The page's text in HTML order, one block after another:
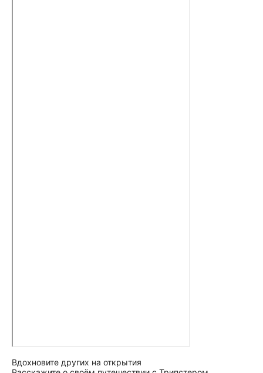
Вдохновите других на открытия